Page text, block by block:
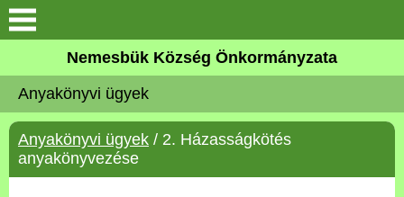
Keresés
Önkormányzat
Közös Önkormányzati
Hivatal
Nemesbük Község Önkormányzata
Anyakönyvi ügyek
Anyakönyvi ügyek / 2. Házasságkötés
anyakönyvezése